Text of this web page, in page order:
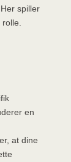
spiller
en
at dine